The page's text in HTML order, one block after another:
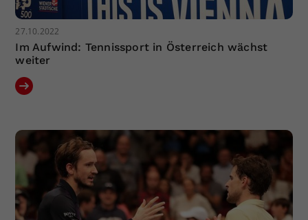
27.10.2022
Im Aufwind: Tennissport in Österreich wächst
weiter